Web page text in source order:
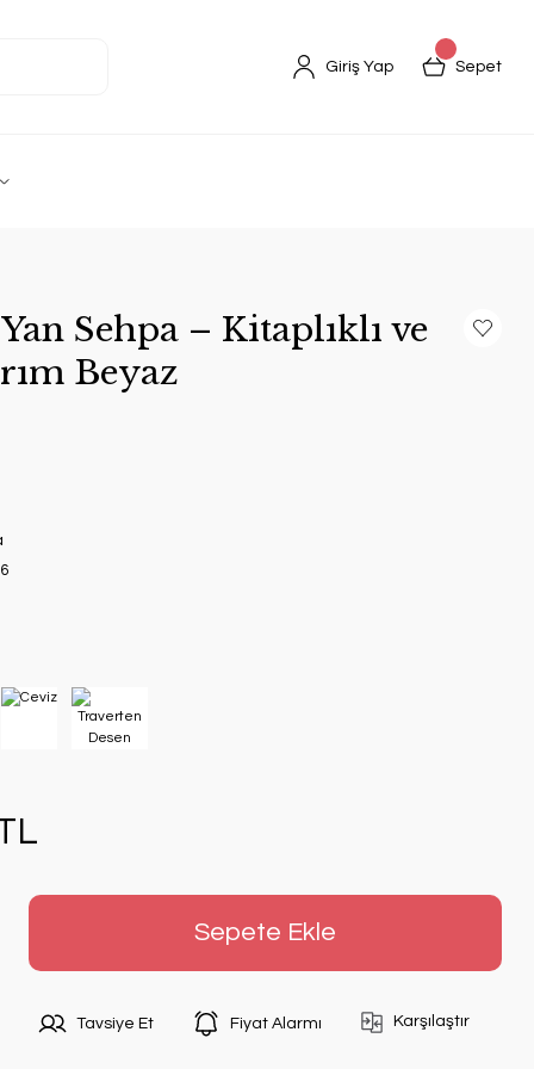
Giriş Yap Sepet
Sehpa – Kitaplıklı ve
Beyaz
Sepete Ekle
Tavsiye Et Fiyat Alarmı Karşılaştır